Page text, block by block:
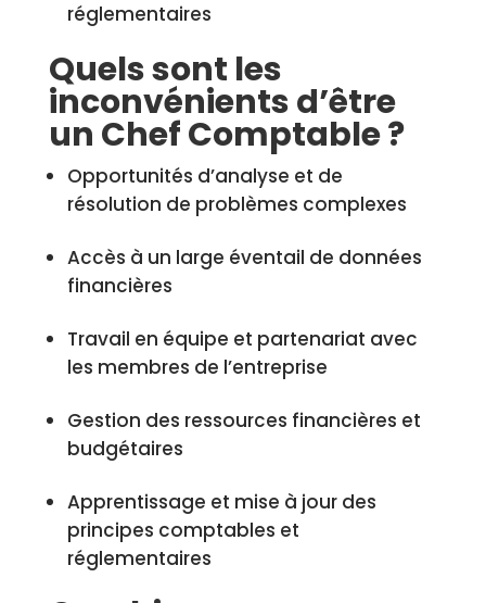
réglementaires
Quels sont les
inconvénients d’être
un Chef Comptable ?
Opportunités d’analyse et de
résolution de problèmes complexes
Accès à un large éventail de données
financières
Travail en équipe et partenariat avec
les membres de l’entreprise
Gestion des ressources financières et
budgétaires
Apprentissage et mise à jour des
principes comptables et
réglementaires